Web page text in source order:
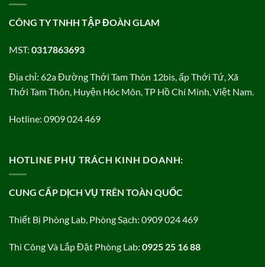
CÔNG TY TNHH TẬP ĐOÀN GLAM
MST: 0317863693
Địa chỉ: 62a Đường Thới Tam Thôn 12bis, ấp Thới Tứ, Xã
Thới Tam Thôn, Huyện Hóc Môn, TP Hồ Chí Minh, Việt Nam.
Hotline: 0909 024 469
HOTLINE PHỤ TRÁCH KINH DOANH:
CUNG CẤP DỊCH VỤ TRÊN TOÀN QUỐC
Thiết Bị Phòng Lab, Phòng Sạch: 0909 024 469
Thi Công Và Lắp Đặt Phòng Lab: 0925 25 16 88